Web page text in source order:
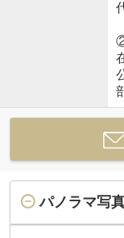
パノラマ写